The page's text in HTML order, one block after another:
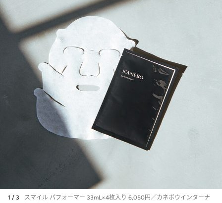
1 / 3
スマイル パフォーマー 33mL×4枚入り 6,050円／カネボウインターナ